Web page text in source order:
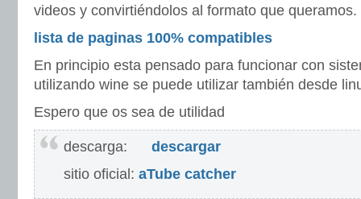
videos y convirtiéndolos al formato que queramos.
lista de paginas 100% compatibles
En principio esta pensado para funcionar con
utilizando wine se puede utilizar también desde
Espero que os sea de utilidad
descarga:
descargar
sitio oficial: aTube catcher